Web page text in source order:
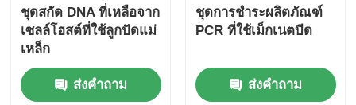
ชุดสกัด DNA ที่เหลือจาก
เซลล์โฮสต์ที่ใช้ลูกปัดแม่
เหล็ก
ส่งคำถาม
ชุดการชําระผลิตภัณฑ์
PCR ที่ใช้เม็กเนตบีด
ส่งคำถาม